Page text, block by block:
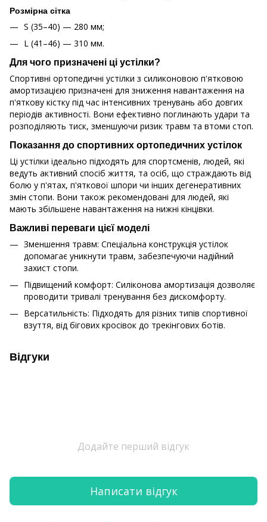
Розмірна сітка
S (35–40) — 280 мм;
L (41–46) — 310 мм.
Для чого призначені ці устілки?
Спортивні ортопедичні устілки з силиконовою п'ятковою
амортизацією призначені для зниження навантаження на
п'яткову кістку під час інтенсивних тренувань або довгих
періодів активності. Вони ефективно поглинають удари та
розподіляють тиск, зменшуючи ризик травм та втоми стоп.
Показання до спортивних ортопедичних устілок
Ці устілки ідеально підходять для спортсменів, людей, які
ведуть активний спосіб життя, та осіб, що страждають від
болю у п'ятах, п'яткової шпори чи інших дегенеративних
змін стопи. Вони також рекомендовані для людей, які
мають збільшене навантаження на нижні кінцівки.
Важливі переваги цієї моделі
Зменшення травм: Спеціальна конструкція устілок
допомагає уникнути травм, забезпечуючи надійний
захист стопи.
Підвищений комфорт: Силіконова амортизація дозволяє
проводити тривалі тренування без дискомфорту.
Версатильність: Підходять для різних типів спортивної
взуття, від бігових кросівок до трекінгових ботів.
Відгуки
Додайте перший відгук
Написати відгук